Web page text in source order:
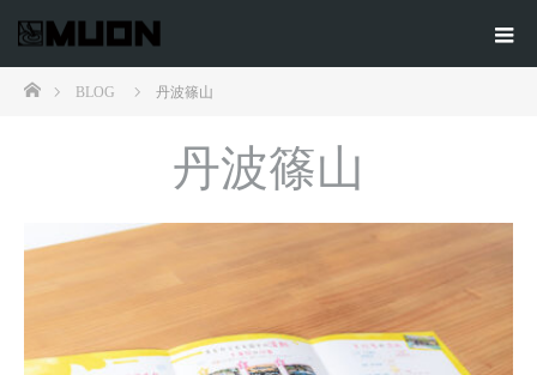
ホームBLOG 丹波篠山
丹波篠山